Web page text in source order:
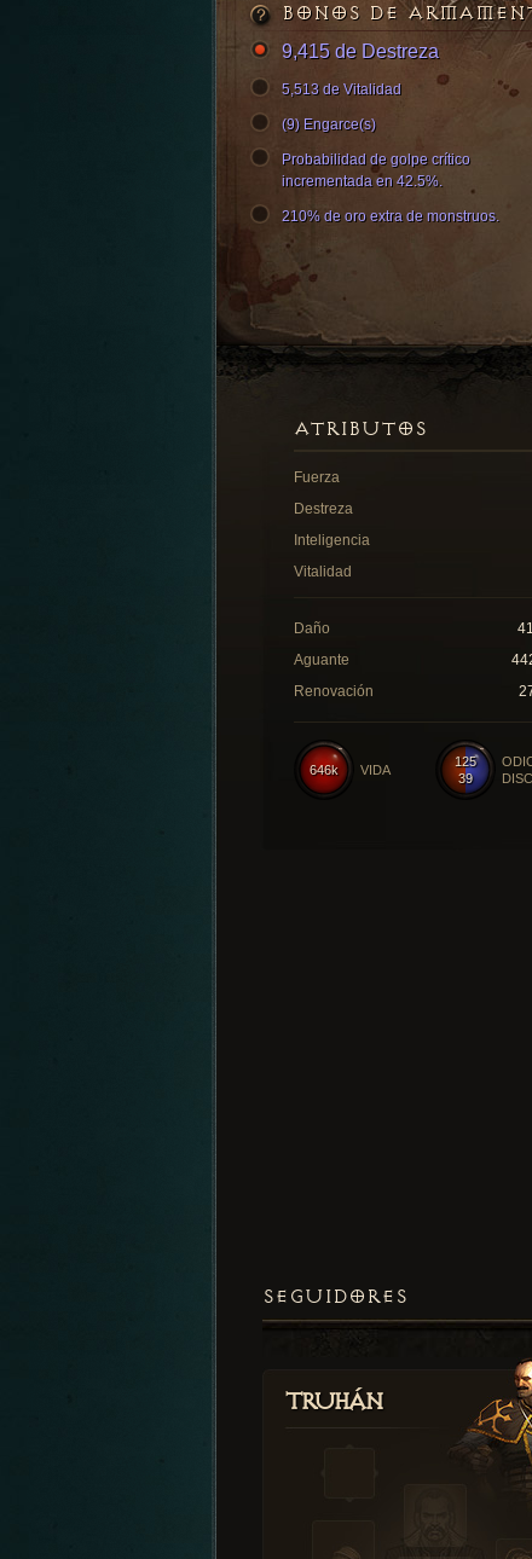
BONOS DE
9,415 de Destreza
5,513 de Vitalidad
(9) Engarce(s)
Probabilidad de golpe crítico
incrementada en 42.5%.
210% de oro extra de monstruos.
ATRIBUTOS
Fuerza
Destreza
Inteligencia
Vitalidad
Daño
Aguante
Renovación
125
39
646k VIDA
SEGUIDORES
Truhán